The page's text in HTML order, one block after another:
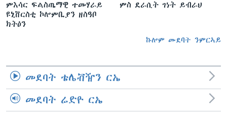
ምእሳር ፍልስጤማዊ ተመሃራይ
ዩኒቨርስቲ ኮሎምቢያን ዘስዓቦ
ክትዕን
ምስ ደራሲት ገነት ይብራህ
ኩሎም መደባት ንምርኣይ
መደባት ቴሌቭዥን ርኤ
መደባት ሬድዮ ርኤ